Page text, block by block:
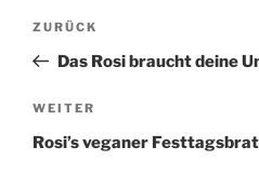
Beitragsnavigation
Vorheriger
Beitrag
ZURÜCK
Das Rosi braucht deine
Nächster
Beitrag
WEITER
Rosi’s veganer